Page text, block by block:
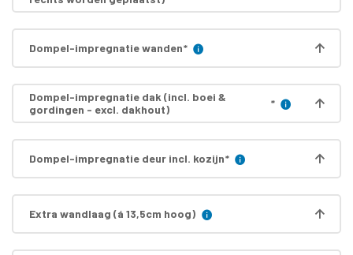
Dompel-impregnatie wanden*
Dompel-impregnatie dak (incl. boei &
gordingen - excl. dakhout)
*
Dompel-impregnatie deur incl. kozijn*
Extra wandlaag (á 13,5cm hoog)